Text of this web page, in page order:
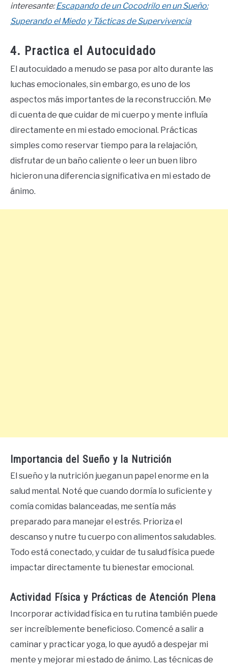
interesante:Escapando de un Cocodrilo en un Sueño:
Superando el Miedo y Tácticas de Supervivencia
4. Practica el Autocuidado
El autocuidado a menudo se pasa por alto durante las
luchas emocionales, sin embargo, es uno de los
aspectos más importantes de la reconstrucción. Me
di cuenta de que cuidar de mi cuerpo y mente influía
directamente en mi estado emocional. Prácticas
simples como reservar tiempo para la relajación,
disfrutar de un baño caliente o leer un buen libro
hicieron una diferencia significativa en mi estado de
ánimo.
Importancia del Sueño y la Nutrición
El sueño y la nutrición juegan un papel enorme en la
salud mental. Noté que cuando dormía lo suficiente y
comía comidas balanceadas, me sentía más
preparado para manejar el estrés. Prioriza el
descanso y nutre tu cuerpo con alimentos saludables.
Todo está conectado, y cuidar de tu salud física puede
impactar directamente tu bienestar emocional.
Actividad Física y Prácticas de Atención Plena
Incorporar actividad física en tu rutina también puede
ser increíblemente beneficioso. Comencé a salir a
caminar y practicar yoga, lo que ayudó a despejar mi
mente y mejorar mi estado de ánimo. Las técnicas de